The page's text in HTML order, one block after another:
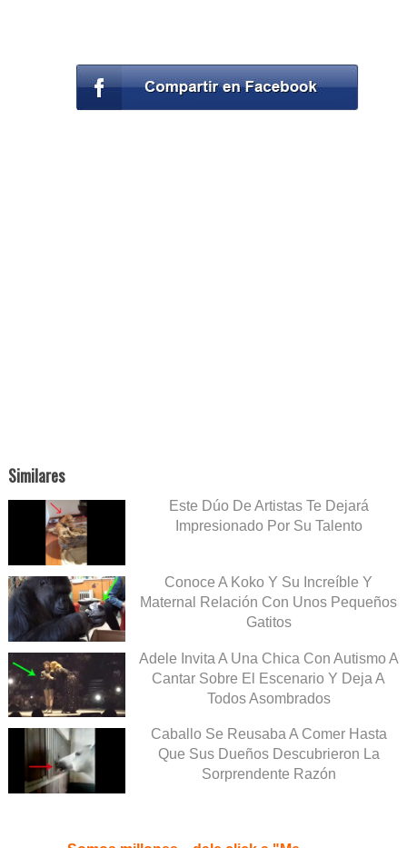
Similares
Este Dúo De Artistas Te Dejará
Impresionado Por Su Talento
Conoce A Koko Y Su Increíble Y
Maternal Relación Con Unos Pequeños
Gatitos
Adele Invita A Una Chica Con Autismo A
Cantar Sobre El Escenario Y Deja A
Todos Asombrados
Caballo Se Reusaba A Comer Hasta
Que Sus Dueños Descubrieron La
Sorprendente Razón